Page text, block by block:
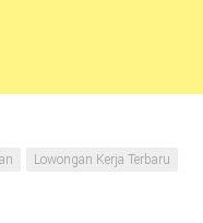
Lowongan Kerja Terbaru